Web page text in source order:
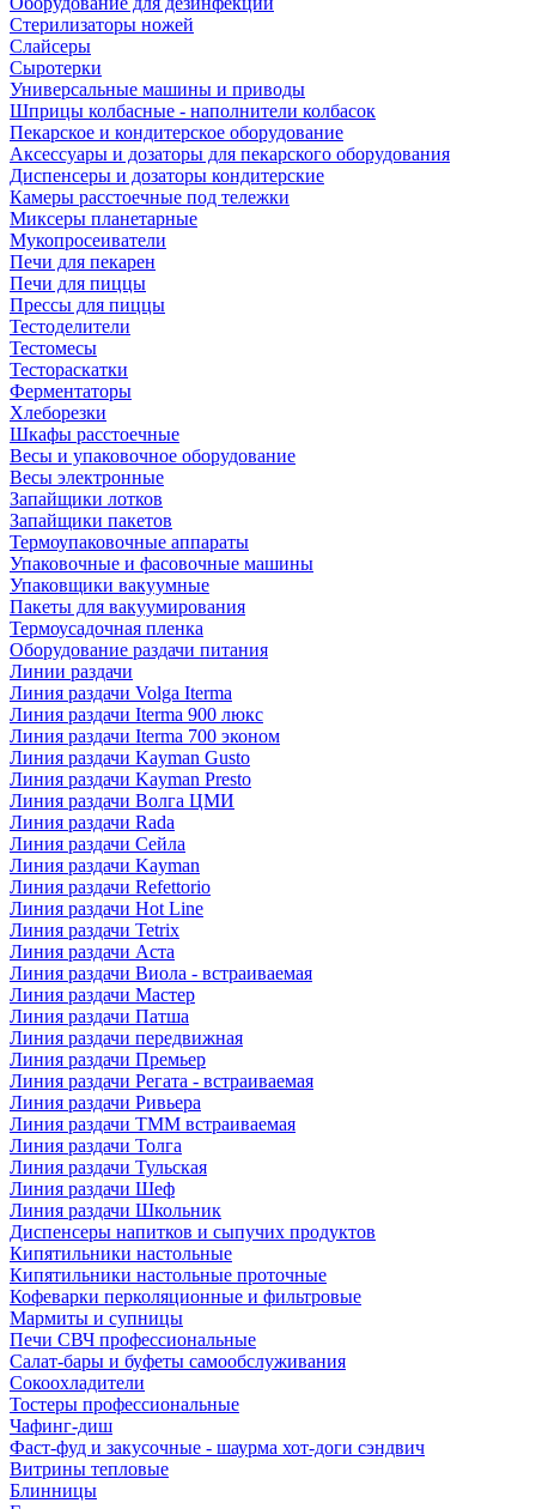
Стерилизаторы ножей
Слайсеры
Сыротерки
Универсальные машины и приводы
Шприцы колбасные - наполнители колбасок
Пекарское и кондитерское оборудование
Аксессуары и дозаторы для пекарского оборудования
Диспенсеры и дозаторы кондитерские
Камеры расстоечные под тележки
Миксеры планетарные
Мукопросеиватели
Печи для пекарен
Печи для пиццы
Прессы для пиццы
Тестоделители
Тестомесы
Тестораскатки
Ферментаторы
Хлеборезки
Шкафы расстоечные
Весы и упаковочное оборудование
Весы электронные
Запайщики лотков
Запайщики пакетов
Термоупаковочные аппараты
Упаковочные и фасовочные машины
Упаковщики вакуумные
Пакеты для вакуумирования
Термоусадочная пленка
Оборудование раздачи питания
Линии раздачи
Линия раздачи Volga Iterma
Линия раздачи Iterma 900 люкс
Линия раздачи Iterma 700 эконом
Линия раздачи Kayman Gusto
Линия раздачи Kayman Presto
Линия раздачи Волга ЦМИ
Линия раздачи Rada
Линия раздачи Сейла
Линия раздачи Kayman
Линия раздачи Refettorio
Линия раздачи Hot Line
Линия раздачи Tetrix
Линия раздачи Аста
Линия раздачи Виола - встраиваемая
Линия раздачи Мастер
Линия раздачи Патша
Линия раздачи передвижная
Линия раздачи Премьер
Линия раздачи Регата - встраиваемая
Линия раздачи Ривьера
Линия раздачи ТММ встраиваемая
Линия раздачи Толга
Линия раздачи Тульская
Линия раздачи Шеф
Линия раздачи Школьник
Диспенсеры напитков и сыпучих продуктов
Кипятильники настольные
Кипятильники настольные проточные
Кофеварки перколяционные и фильтровые
Мармиты и супницы
Печи СВЧ профессиональные
Салат-бары и буфеты самообслуживания
Сокоохладители
Тостеры профессиональные
Чафинг-диш
Фаст-фуд и закусочные - шаурма хот-доги сэндвич
Витрины тепловые
Блинницы